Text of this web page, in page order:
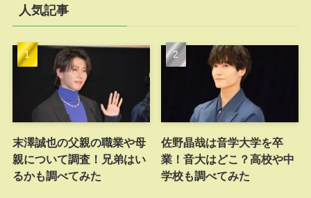
人気記事
末澤誠也の父親の職業や母
親について調査！兄弟はい
るかも調べてみた
佐野晶哉は音学大学を卒
業！音大はどこ？高校や中
学校も調べてみた